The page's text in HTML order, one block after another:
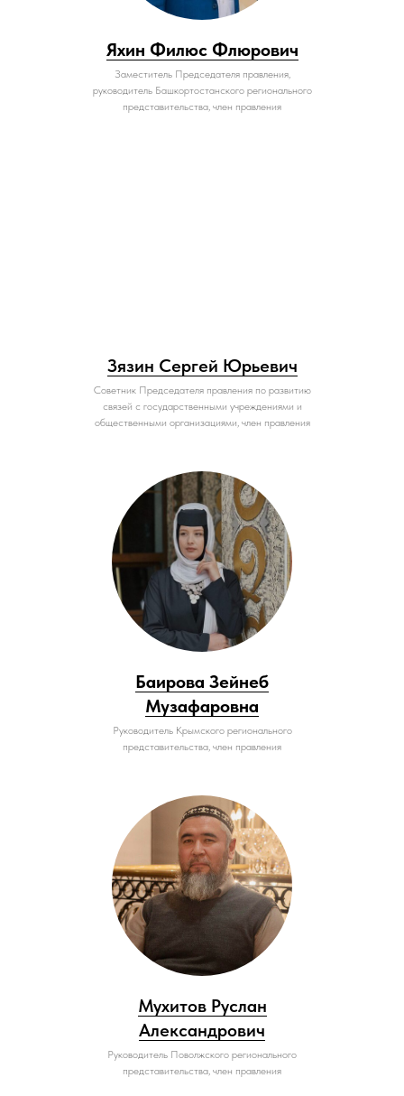
Яхин Филюс Флюрович
Заместитель Председателя правления,
руководитель Башкортостанского регионального
представительства, член правления
Зязин Сергей Юрьевич
Советник Председателя правления по развитию
связей с государственными учреждениями и
общественными организациями, член правления
Баирова Зейнеб
Музафаровна
Руководитель Крымского регионального
представительства, член правления
Мухитов Руслан
Александрович
Руководитель Поволжского регионального
представительства, член правления